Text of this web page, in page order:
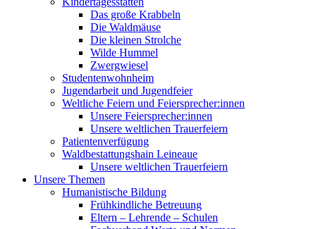
Das große Krabbeln
Die Waldmäuse
Die kleinen Strolche
Wilde Hummel
Zwergwiesel
Studentenwohnheim
Jugendarbeit und Jugendfeier
Weltliche Feiern und Feiersprecher:innen
Unsere Feiersprecher:innen
Unsere weltlichen Trauerfeiern
Patientenverfügung
Waldbestattungshain Leineaue
Unsere weltlichen Trauerfeiern
Unsere Themen
Humanistische Bildung
Frühkindliche Betreuung
Eltern – Lehrende – Schulen